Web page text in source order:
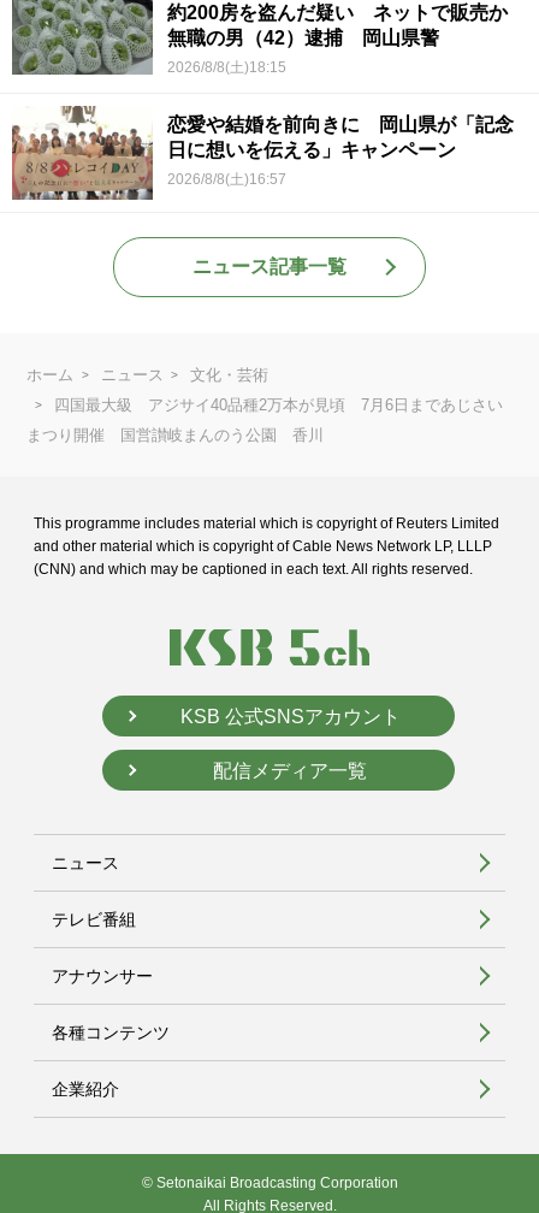
約200房を盗んだ疑い ネットで販売か
無職の男（42）逮捕 岡山県警
2026/8/8(土)18:15
恋愛や結婚を前向きに 岡山県が「記念
日に想いを伝える」キャンペーン
2026/8/8(土)16:57
ニュース記事一覧
ホーム ニュース
文化・芸術
四国最大級 アジサイ40品種2万本が見頃 7月6日まであじさい
まつり開催 国営讃岐まんのう公園 香川
This programme includes material which is copyright of Reuters Limited
and other material which is copyright of Cable News Network LP, LLLP
(CNN) and which may be captioned in each text. All rights reserved.
KSB 公式SNSアカウント
配信メディア一覧
ニュース
テレビ番組
アナウンサー
各種コンテンツ
企業紹介
© Setonaikai Broadcasting Corporation
All Rights Reserved.